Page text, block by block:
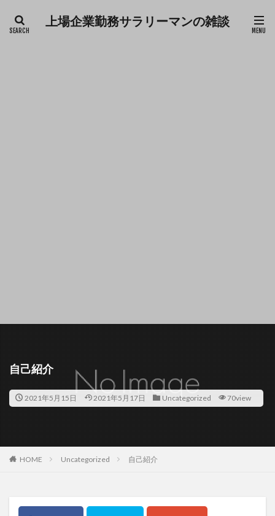
上場企業勤務サラリーマンの雑談
自己紹介
2021年5月15日 2021年5月17日 Uncategorized 70view
HOME Uncategorized 自己紹介